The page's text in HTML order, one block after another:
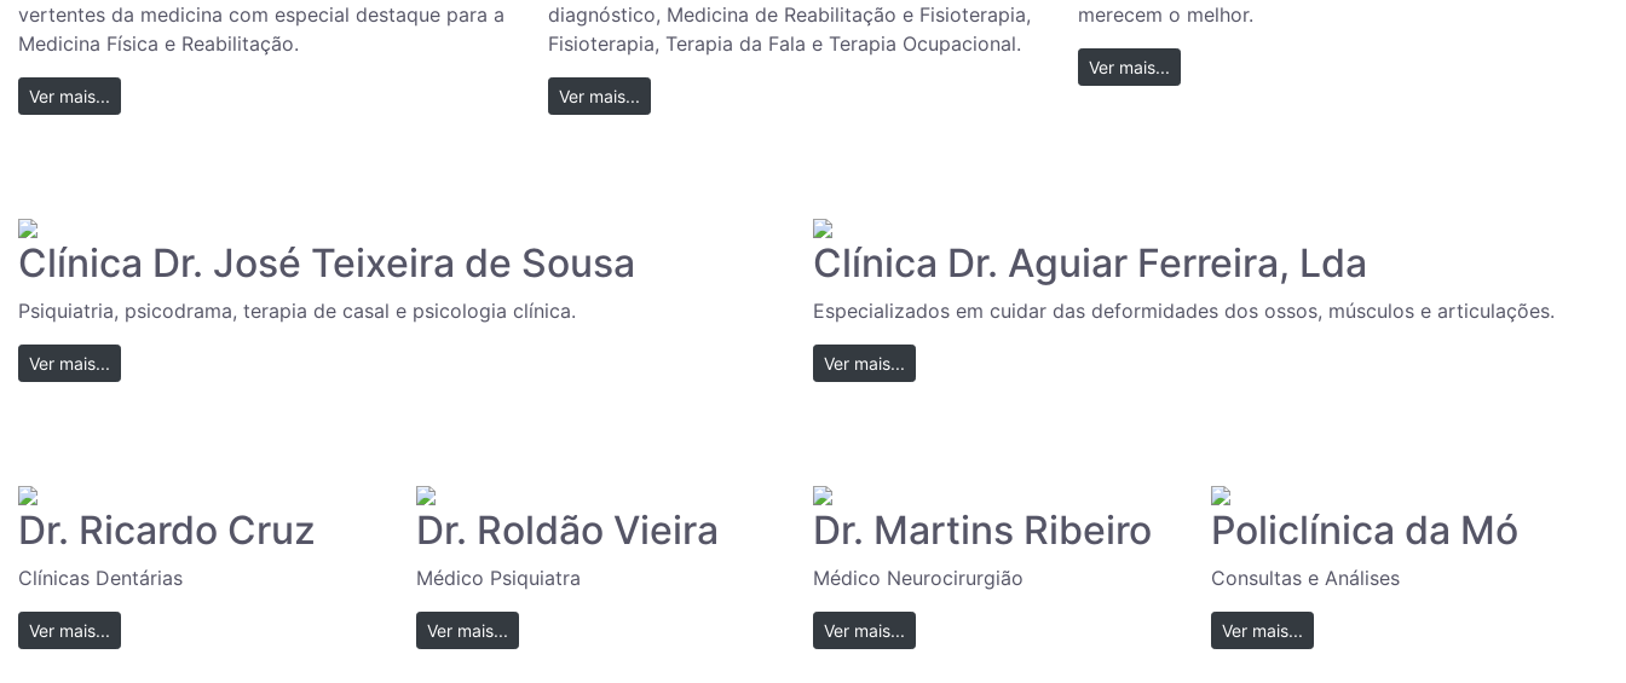
vertentes da medicina com especial destaque para a
Medicina Física e Reabilitação.
Ver mais...
diagnóstico, Medicina de Reabilitação e Fisioterapia,
Fisioterapia, Terapia da Fala e Terapia Ocupacional.
Ver mais...
merecem o melhor.
Ver mais...
Clínica Dr. José Teixeira de Sousa
Psiquiatria, psicodrama, terapia de casal e psicologia clínica.
Ver mais...
Clínica Dr. Aguiar Ferreira, Lda
Especializados em cuidar das deformidades dos ossos, músculos e articulações.
Ver mais...
Dr. Ricardo Cruz
Clínicas Dentárias
Ver mais...
Dr. Roldão Vieira
Médico Psiquiatra
Ver mais...
Dr. Martins Ribeiro
Médico Neurocirurgião
Ver mais...
Policlínica da Mó
Consultas e Análises
Ver mais...